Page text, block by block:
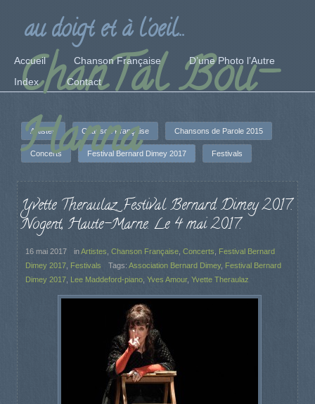
ChanTal Bou-
Hanna
au doigt et à l'oeil...
Accueil Chanson Française
D’une Photo l’Autre
Index
Contact
Artistes Chanson Française Chansons de Parole 2015
Concerts Festival Bernard Dimey 2017 Festivals
Yvette Theraulaz. Festival Bernard Dimey 2017.
Nogent, Haute-Marne. Le 4 mai 2017.
16 mai 2017 inArtistes Chanson Française Concerts
Festival Bernard
Dimey 2017 Festivals Tags: Association Bernard Dimey, Festival Bernard
Dimey 2017 Lee Maddeford-piano Yves Amour, Yvette Theraulaz